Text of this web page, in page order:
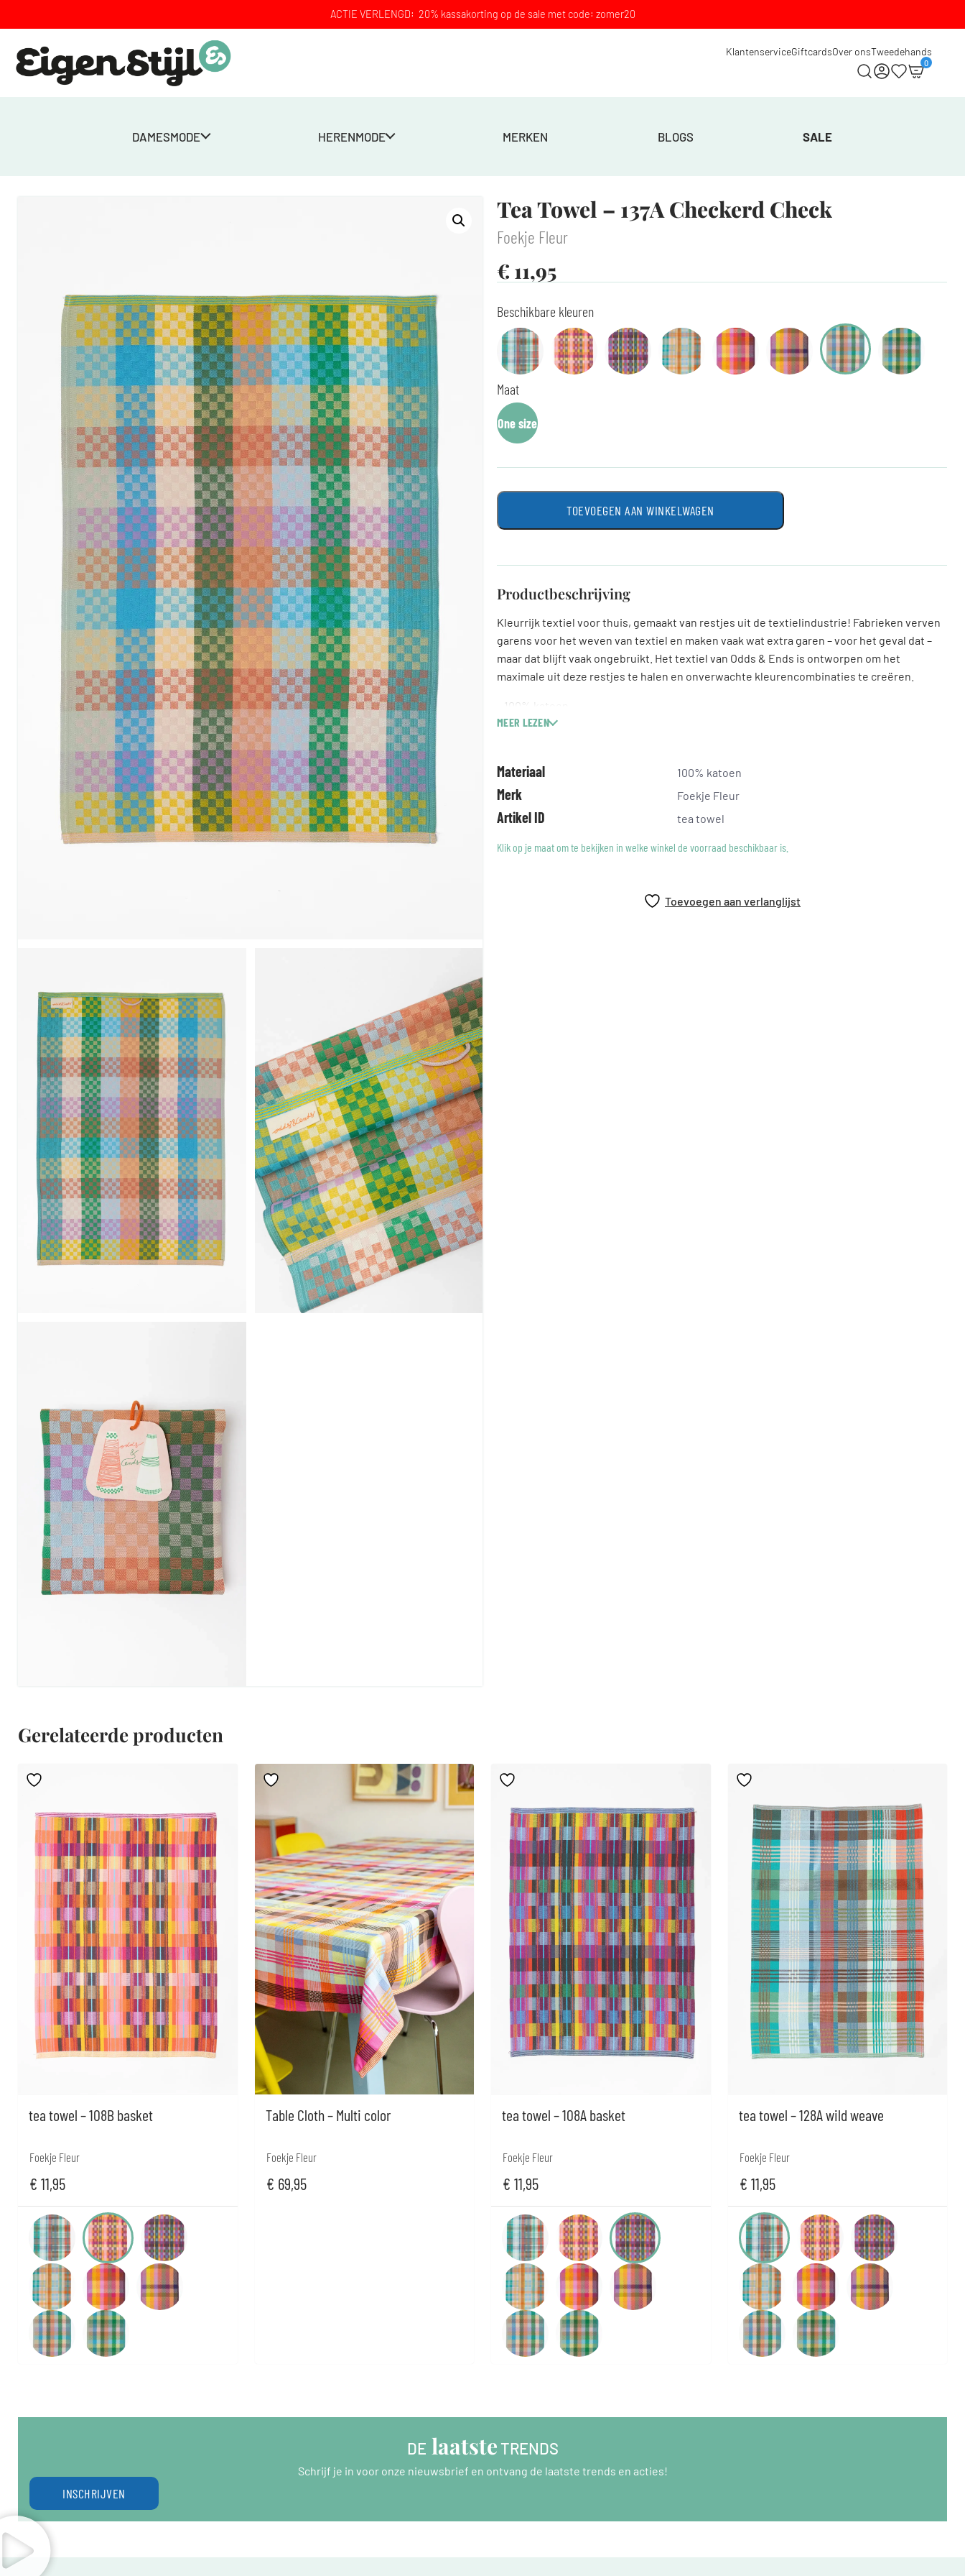
ACTIE VERLENGD: 20% kassakorting op de sale met code: zomer20
KlantenserviceGiftcardsOver onsTweedehands
0
DAMESMODE HERENMODE MERKEN BLOGS SALE
Tea Towel – 137A Checkerd Check
Foekje Fleur
€ 11,95
Beschikbare kleuren
Maat
One size
TOEVOEGEN AAN WINKELWAGEN
Productbeschrijving
Kleurrijk textiel voor thuis, gemaakt van restjes uit de textielindustrie! Fabrieken verven
garens voor het weven van textiel en maken vaak wat extra garen – voor het geval dat –
maar dat blijft vaak ongebruikt. Het textiel van Odds & Ends is ontworpen om het
maximale uit deze restjes te halen en onverwachte kleurencombinaties te creëren.
– 100% katoen
– Afmeting: 70 x 50 cm
– Gewicht: 250 gr/m²
MEER LEZEN
Materiaal 100% katoen
Merk Foekje Fleur
Artikel ID tea towel
Klik op je maat om te bekijken in welke winkel de voorraad beschikbaar is.
Toevoegen aan verlanglijst
Gerelateerde producten
tea towel – 108B basket
Foekje Fleur
€ 11,95
Table Cloth – Multi color
Foekje Fleur
€ 69,95
tea towel – 108A basket
Foekje Fleur
€ 11,95
tea towel – 128A wild weave
Foekje Fleur
€ 11,95
DE laatste TRENDS
Schrijf je in voor onze nieuwsbrief en ontvang de laatste trends en acties!
INSCHRIJVEN